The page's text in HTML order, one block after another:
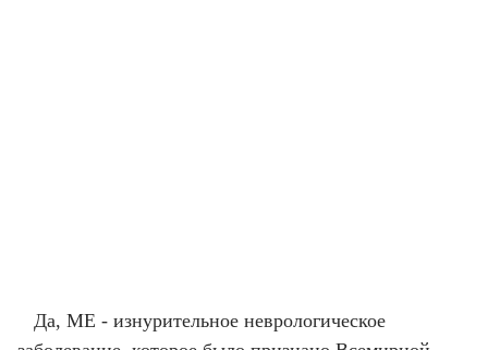
Да, ME - изнурительное неврологическое